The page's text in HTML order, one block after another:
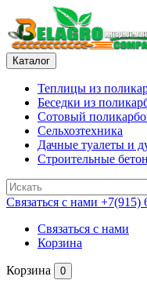
Каталог
Теплицы из
Беседки из
Сотовый
Сельхозтехника
Дачные туалеты и
Строительные
Связаться с нами +7(915)
Связаться с нами
Корзина
Корзина 0